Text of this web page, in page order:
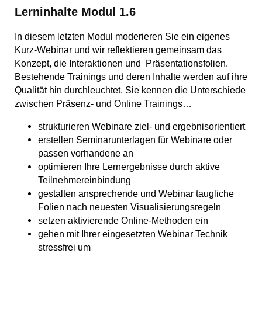
Lerninhalte Modul 1.6
In diesem letzten Modul moderieren Sie ein eigenes
Kurz-Webinar und wir reflektieren gemeinsam das
Konzept, die Interaktionen und Präsentationsfolien.
Bestehende Trainings und deren Inhalte werden auf ihre
Qualität hin durchleuchtet. Sie kennen die Unterschiede
zwischen Präsenz- und Online Trainings…
strukturieren Webinare ziel- und ergebnisorientiert
erstellen Seminarunterlagen für Webinare oder
passen vorhandene an
optimieren Ihre Lernergebnisse durch aktive
Teilnehmereinbindung
gestalten ansprechende und Webinar taugliche
Folien nach neuesten Visualisierungsregeln
setzen aktivierende Online-Methoden ein
gehen mit Ihrer eingesetzten Webinar Technik
stressfrei um